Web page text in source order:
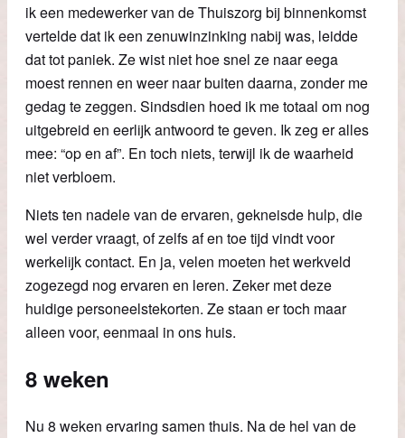
ik een medewerker van de Thuiszorg bij binnenkomst
vertelde dat ik een zenuwinzinking nabij was, leidde
dat tot paniek. Ze wist niet hoe snel ze naar eega
moest rennen en weer naar buiten daarna, zonder me
gedag te zeggen. Sindsdien hoed ik me totaal om nog
uitgebreid en eerlijk antwoord te geven. Ik zeg er alles
mee: “op en af”. En toch niets, terwijl ik de waarheid
niet verbloem.
Niets ten nadele van de ervaren, gekneisde hulp, die
wel verder vraagt, of zelfs af en toe tijd vindt voor
werkelijk contact. En ja, velen moeten het werkveld
zogezegd nog ervaren en leren. Zeker met deze
huidige personeelstekorten. Ze staan er toch maar
alleen voor, eenmaal in ons huis.
8 weken
Nu 8 weken ervaring samen thuis. Na de hel van de